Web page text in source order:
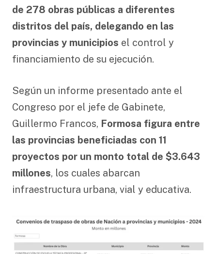
de 278 obras públicas a diferentes
distritos del país, delegando en las
provincias y municipios el control y
financiamiento de su ejecución.
Según un informe presentado ante el
Congreso por el jefe de Gabinete,
Guillermo Francos, Formosa figura entre
las provincias beneficiadas con 11
proyectos por un monto total de $3.643
millones, los cuales abarcan
infraestructura urbana, vial y educativa.